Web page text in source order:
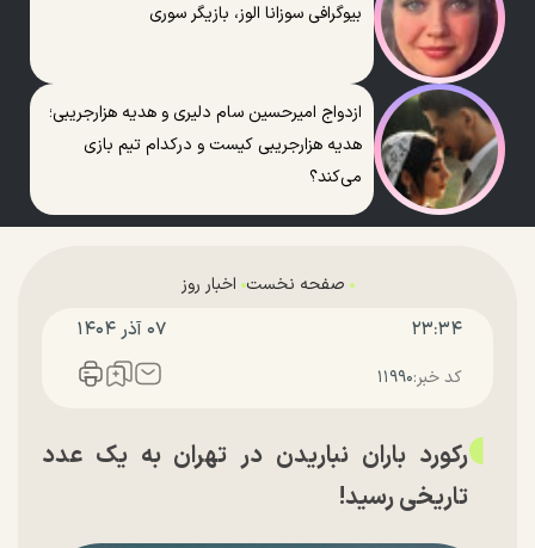
بیوگرافی سوزانا الوز، بازیگر سوری
ازدواج امیرحسین سام دلیری و هدیه هزارجریبی؛
هدیه هزارجریبی کیست و درکدام تیم بازی
می‌کند؟
صفحه نخست اخبار روز
۲۳:۳۴ ۰۷ آذر ۱۴۰۴
کد خبر:۱۱۹۹۰
رکورد باران نباریدن در تهران به یک عدد
تاریخی رسید!